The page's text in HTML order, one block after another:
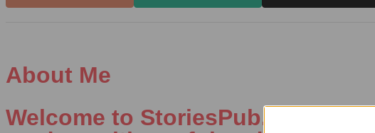
About Me
Welcome to StoriesPub.com We